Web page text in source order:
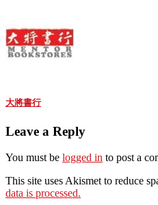
大將書行
Leave a Reply
You must be logged in to post a
This site uses Akismet to reduce
data is processed.